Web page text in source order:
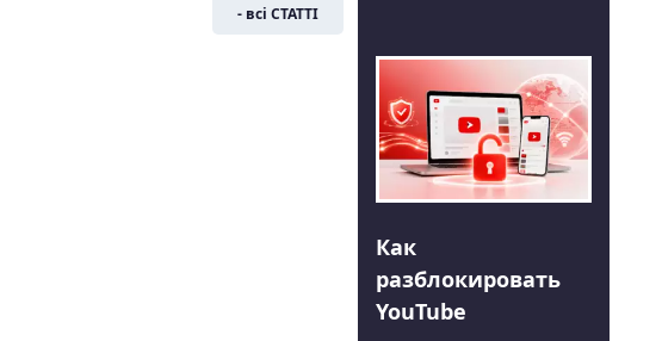
- всі СТАТТІ
Как
разблокировать
YouTube